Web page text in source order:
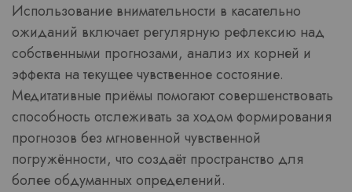
Использование внимательности в касательно
ожиданий включает регулярную рефлексию над
собственными прогнозами, анализ их корней и
эффекта на текущее чувственное состояние.
Медитативные приёмы помогают совершенствовать
способность отслеживать за ходом формирования
прогнозов без мгновенной чувственной
погружённости, что создаёт пространство для
более обдуманных определений.